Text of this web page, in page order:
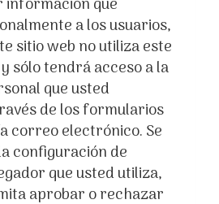
que
a los usuarios,
sitio web no utiliza este
sólo tendrá acceso a la
que usted
de los formularios
correo electrónico. Se
configuración de
que usted utiliza,
aprobar o rechazar